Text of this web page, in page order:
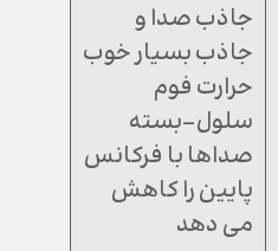
جاذب صدا و
جاذب بسیار خوب
حرارت فوم
سلول-بسته
صداها با فرکانس
پایین را کاهش
می دهد